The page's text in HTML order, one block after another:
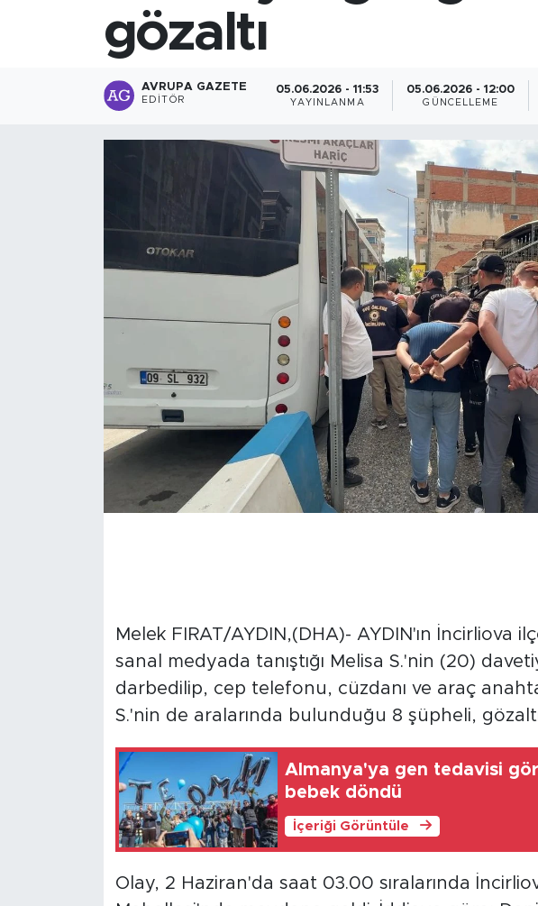
gözaltı
AVRUPA GAZETE
EDITÖR
05.06.2026 - 11:53
YAYINLANMA
05.06.2026 - 12:00
GÜNCELLEME
Melek FIRAT/AYDIN,(DHA)- AYDIN'ın İncirliova
sanal medyada tanıştığı Melisa S.'nin (20)
darbedilip, cep telefonu, cüzdanı ve araç
S.'nin de aralarında bulunduğu 8 şüpheli,
Almanya'ya gen tedavisi
bebek döndü
İçeriği Görüntüle
Olay, 2 Haziran'da saat 03.00 sıralarında